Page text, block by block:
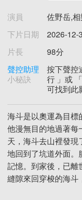
演員
佐野岳,
下片日期
2026-12-
片長
98分
聲控助理
小秘訣
按下聲控
行 」或
可找到此
海斗是以奧運為目標
他漫無目的地過著每
天，海斗去山裡發
地回到了坑道外面。
記憶。到家後，已離
縫隙來回穿梭的海斗